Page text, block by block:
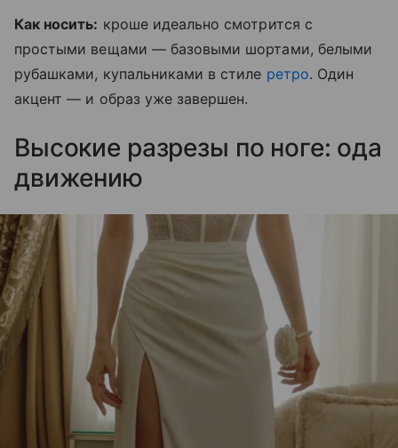
Как носить: кроше идеально смотрится с
простыми вещами — базовыми шортами, белыми
рубашками, купальниками в стиле ретро. Один
акцент — и образ уже завершен.
Высокие разрезы по ноге: ода
движению